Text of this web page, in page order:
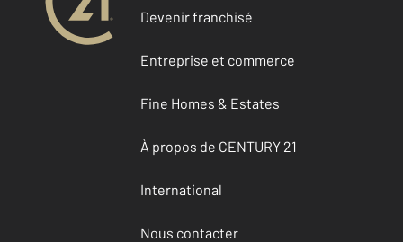
Devenir franchisé
Entreprise et commerce
Fine Homes & Estates
À propos de CENTURY 21
International
Nous contacter